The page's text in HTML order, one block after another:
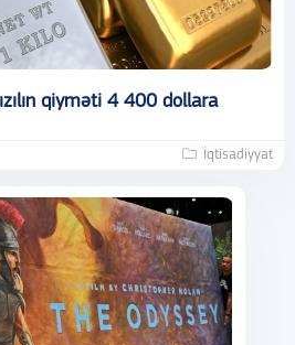
qiyməti 4 400 dollara
İqtisadiyyat